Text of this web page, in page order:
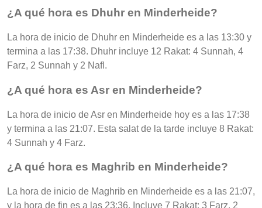
¿A qué hora es Dhuhr en Minderheide?
La hora de inicio de Dhuhr en Minderheide es a las 13:30 y
termina a las 17:38. Dhuhr incluye 12 Rakat: 4 Sunnah, 4
Farz, 2 Sunnah y 2 Nafl.
¿A qué hora es Asr en Minderheide?
La hora de inicio de Asr en Minderheide hoy es a las 17:38
y termina a las 21:07. Esta salat de la tarde incluye 8 Rakat:
4 Sunnah y 4 Farz.
¿A qué hora es Maghrib en Minderheide?
La hora de inicio de Maghrib en Minderheide es a las 21:07,
y la hora de fin es a las 23:36. Incluye 7 Rakat: 3 Farz, 2